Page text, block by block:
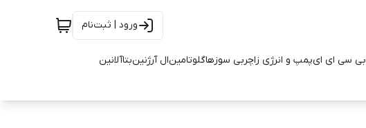
ورود | ثبت‌نام
بی سی ای ایپمپ و انرژی زاچربی سوزهاگلوتامینال آرژنینبتاآلانین